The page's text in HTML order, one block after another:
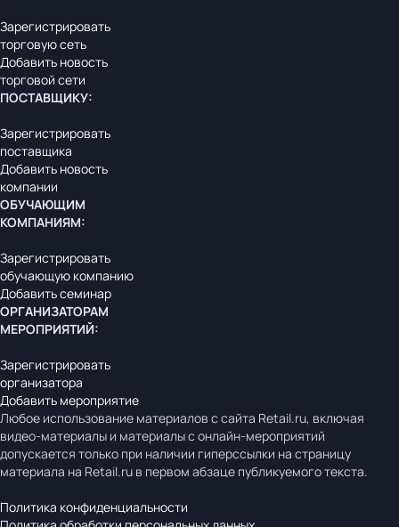
Зарегистрировать
торговую сеть
Добавить новость
торговой сети
ПОСТАВЩИКУ:
Зарегистрировать
поставщика
Добавить новость
компании
ОБУЧАЮЩИМ
КОМПАНИЯМ:
Зарегистрировать
обучающую компанию
Добавить семинар
ОРГАНИЗАТОРАМ
МЕРОПРИЯТИЙ:
Зарегистрировать
организатора
Добавить мероприятие
Любое использование материалов с сайта Retail.ru, включая
видео-материалы и материалы с онлайн-мероприятий
допускается только при наличии гиперссылки на страницу
материала на Retail.ru в первом абзаце публикуемого текста.
Политика конфиденциальности